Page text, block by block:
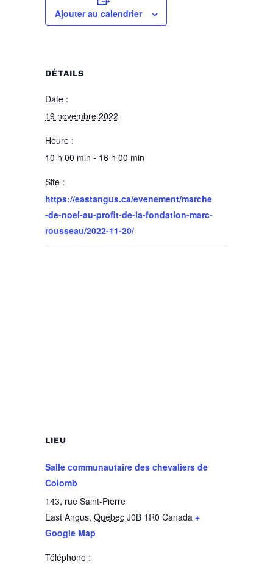
Ajouter au calendrier
DÉTAILS
Date :
19 novembre 2022
Heure :
10 h 00 min - 16 h 00 min
Site :
https://eastangus.ca/evenement/marche
-de-noel-au-profit-de-la-fondation-marc-
rousseau/2022-11-20/
LIEU
Salle communautaire des chevaliers de
Colomb
143, rue Saint-Pierre
East Angus, Québec J0B 1R0 Canada +
Google Map
Téléphone :